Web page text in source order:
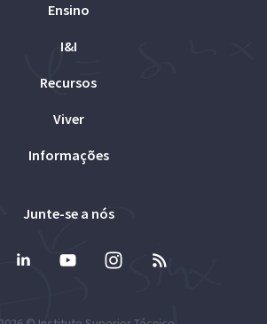
Ensino
I&I
Recursos
Viver
Informações
Junte-se a nós